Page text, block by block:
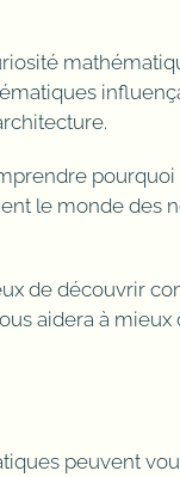
le monde des
de découvrir
aidera à
peuvent